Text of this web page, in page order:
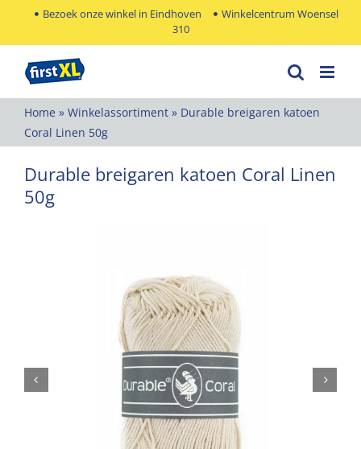
Bezoek onze winkel in Eindhoven
Winkelcentrum Woensel
310
Home » Winkelassortiment » Durable breigaren katoen
Coral Linen 50g
Durable breigaren katoen Coral Linen
50g